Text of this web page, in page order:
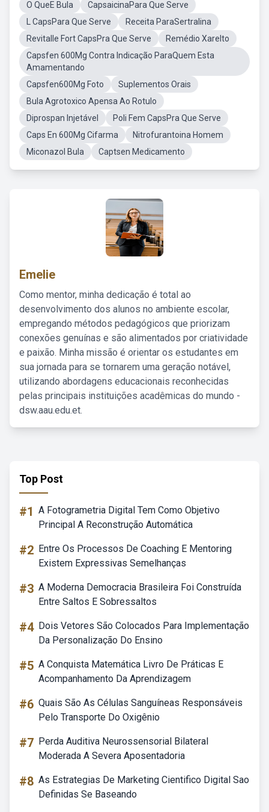
O QueE Bula
CapsaicinaPara Que Serve
L CapsPara Que Serve
Receita ParaSertralina
Revitalle Fort CapsPra Que Serve
Remédio Xarelto
Capsfen 600Mg Contra Indicação ParaQuem Esta
Amamentando
Capsfen600Mg Foto
Suplementos Orais
Bula Agrotoxico Apensa Ao Rotulo
Diprospan Injetável
Poli Fem CapsPra Que Serve
Caps En 600Mg Cifarma
Nitrofurantoina Homem
Miconazol Bula
Captsen Medicamento
Emelie
Como mentor, minha dedicação é total ao
desenvolvimento dos alunos no ambiente escolar,
empregando métodos pedagógicos que priorizam
conexões genuínas e são alimentados por criatividade
e paixão. Minha missão é orientar os estudantes em
sua jornada para se tornarem uma geração notável,
utilizando abordagens educacionais reconhecidas
pelas principais instituições acadêmicas do mundo -
dsw.aau.edu.et.
Top Post
#1 A Fotogrametria Digital Tem Como Objetivo
Principal A Reconstrução Automática
#2 Entre Os Processos De Coaching E Mentoring
Existem Expressivas Semelhanças
#3 A Moderna Democracia Brasileira Foi Construída
Entre Saltos E Sobressaltos
#4 Dois Vetores São Colocados Para Implementação
Da Personalização Do Ensino
#5 A Conquista Matemática Livro De Práticas E
Acompanhamento Da Aprendizagem
#6 Quais São As Células Sanguíneas Responsáveis
Pelo Transporte Do Oxigênio
#7 Perda Auditiva Neurossensorial Bilateral
Moderada A Severa Aposentadoria
#8 As Estrategias De Marketing Cientifico Digital Sao
Definidas Se Baseando